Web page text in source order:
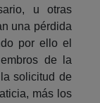
u otras
una pérdida
por ello el
de la
solicitud de
más los